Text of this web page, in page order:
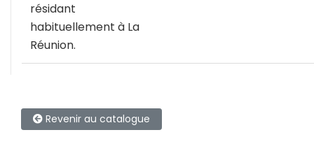
résidant
habituellement à La
Réunion.
Revenir au catalogue